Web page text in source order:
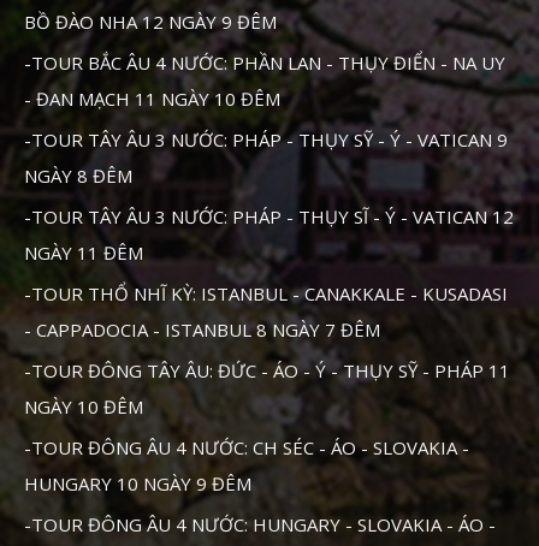
BỒ ĐÀO NHA 12 NGÀY 9 ĐÊM
-TOUR BẮC ÂU 4 NƯỚC: PHẦN LAN - THỤY ĐIỂN - NA UY
- ĐAN MẠCH 11 NGÀY 10 ĐÊM
-TOUR TÂY ÂU 3 NƯỚC: PHÁP - THỤY SỸ - Ý - VATICAN 9
NGÀY 8 ĐÊM
-TOUR TÂY ÂU 3 NƯỚC: PHÁP - THỤY SĨ - Ý - VATICAN 12
NGÀY 11 ĐÊM
-TOUR THỔ NHĨ KỲ: ISTANBUL - CANAKKALE - KUSADASI
- CAPPADOCIA - ISTANBUL 8 NGÀY 7 ĐÊM
-TOUR ĐÔNG TÂY ÂU: ĐỨC - ÁO - Ý - THỤY SỸ - PHÁP 11
NGÀY 10 ĐÊM
-TOUR ĐÔNG ÂU 4 NƯỚC: CH SÉC - ÁO - SLOVAKIA -
HUNGARY 10 NGÀY 9 ĐÊM
-TOUR ĐÔNG ÂU 4 NƯỚC: HUNGARY - SLOVAKIA - ÁO -